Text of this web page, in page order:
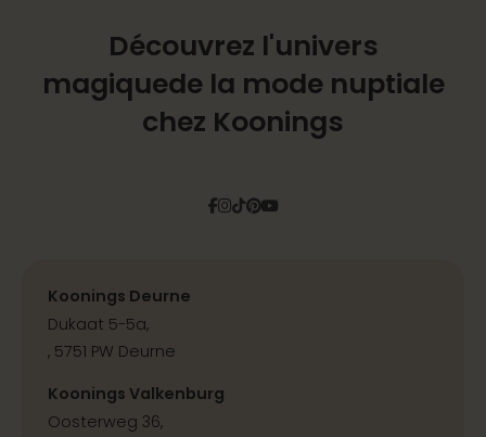
Découvrez l'univers
magiquede la mode nuptiale
chez Koonings
Facebook
Instagram
Tiktok
Pinterest
YouTube
Koonings Deurne
Dukaat 5-5a,
, 5751 PW Deurne
Koonings Valkenburg
Oosterweg 36,